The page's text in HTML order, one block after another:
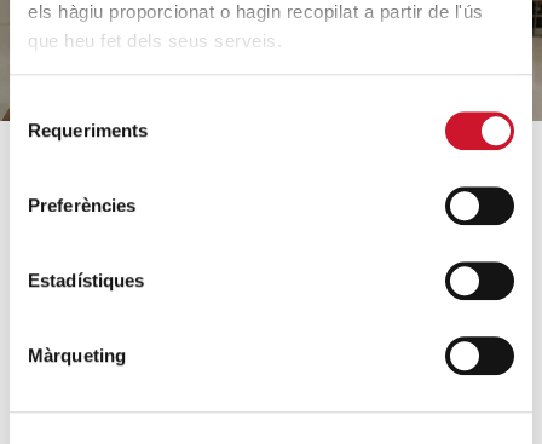
els hàgiu proporcionat o hagin recopilat a partir de l'ús
que heu fet dels seus serveis.
Selecció
Requeriments
Preferències
Estadístiques
Màrqueting
SOBRE CÁRITAS
Equipo
Datos relevantes 2025
CÓMO AYUDAMOS
Acogida y acompañamiento